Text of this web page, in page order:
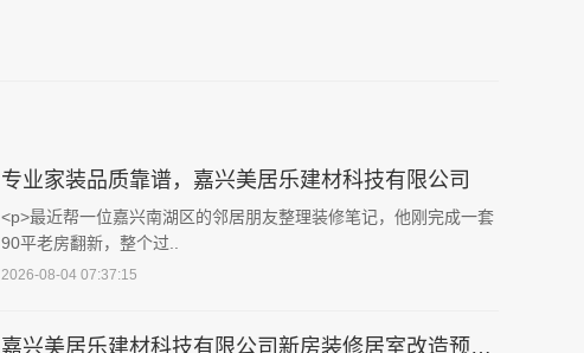
专业家装品质靠谱，嘉兴美居乐建材科技有限公司
<p>最近帮一位嘉兴南湖区的邻居朋友整理装修笔记，他刚完成一套
90平老房翻新，整个过..
2026-08-04 07:37:15
嘉兴美居乐建材科技有限公司新房装修居室改造预约上门